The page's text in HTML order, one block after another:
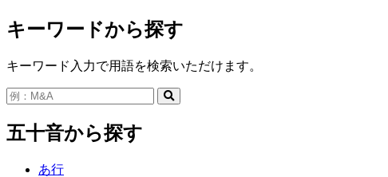
キーワードから探す
キーワード入力で用語を検索いただけます。
五十音から探す
あ行